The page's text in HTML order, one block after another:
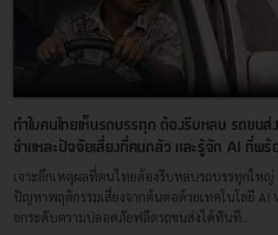
ทำไมคนไทยเห็นรถบรรทุก ต้องรีบหลบ รถขนส่
ชำแหละปัจจัยเสี่ยงที่คนกลัว และรู้จัก AI ที่พร้
เจาะลึกเหตุผลที่คนไทยต้องรีบหลบรถบรรทุกให
ปัญหาพฤติกรรมเสี่ยงจากต้นตอด้วยเทคโนโลยี AI
ยกระดับความปลอดภัยฟลีตรถขนส่งได้ทันที...